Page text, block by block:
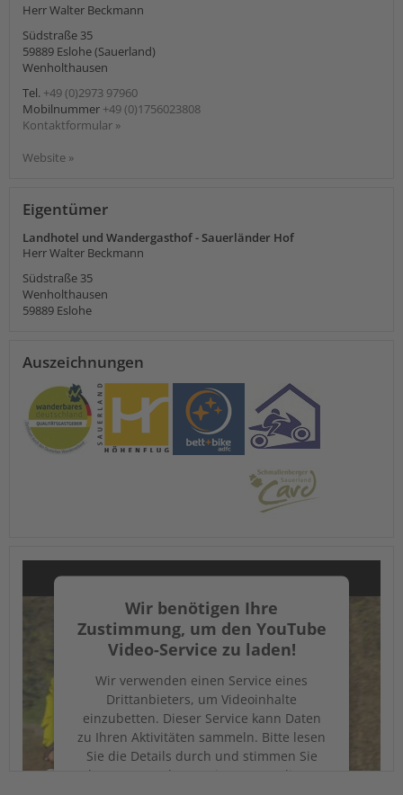
Herr Walter Beckmann
Südstraße 35
59889 Eslohe (Sauerland)
Wenholthausen
Tel. +49 (0)2973 97960
Mobilnummer +49 (0)1756023808
Kontaktformular »
Website »
Eigentümer
Landhotel und Wandergasthof - Sauerländer Hof
Herr Walter Beckmann
Südstraße 35
Wenholthausen
59889 Eslohe
Auszeichnungen
Wir benötigen Ihre
Zustimmung, um den YouTube
Video-Service zu laden!
Wir verwenden einen Service eines
Drittanbieters, um Videoinhalte
einzubetten. Dieser Service kann Daten
zu Ihren Aktivitäten sammeln. Bitte lesen
Sie die Details durch und stimmen Sie
der Nutzung des Service zu, um dieses